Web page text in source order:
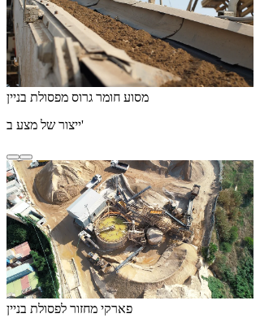
מסוע חומר גרוס מפסולת בניין
ייצור של מצע ב'
פארקי מחזור לפסולת בניין